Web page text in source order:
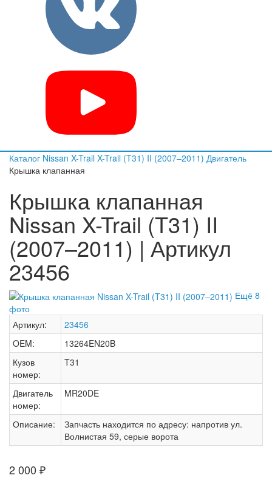
Каталог Nissan X-Trail X-Trail (T31) II (2007–2011) Двигатель
Крышка клапанная
Крышка клапанная
Nissan X-Trail (T31) II
(2007–2011) | Артикул
23456
Ещё 8
фото
Артикул:
23456
OEM:
13264EN20B
Кузов
номер:
T31
Двигатель
номер:
MR20DE
Описание:
Запчасть находится по адресу: напротив ул.
Волнистая 59, серые ворота
2 000 ₽